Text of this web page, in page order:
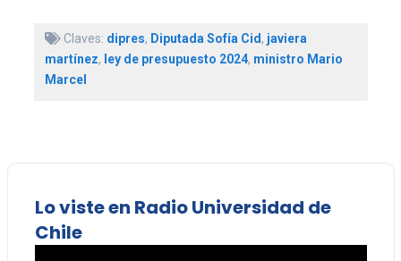
Claves: dipres, Diputada Sofía Cid , javiera
martínez, ley de presupuesto 2024, ministro Mario
Marcel
Lo viste en Radio Universidad de
Chile